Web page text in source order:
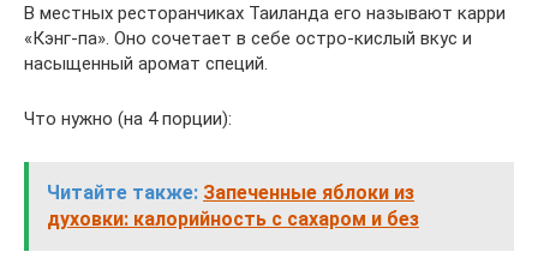
В местных ресторанчиках Таиланда его называют карри
«Кэнг-па». Оно сочетает в себе остро-кислый вкус и
насыщенный аромат специй.
Что нужно (на 4 порции):
Читайте также: Запеченные яблоки из
духовки: калорийность с сахаром и без